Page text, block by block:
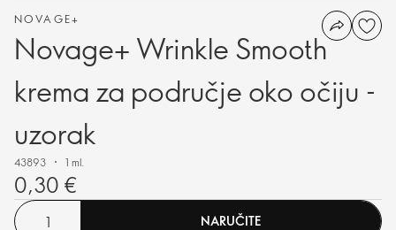
NOVAGE+
Novage+ Wrinkle Smooth
krema za područje oko očiju -
uzorak
43893 1 ml.
0,30 €
NARUČITE